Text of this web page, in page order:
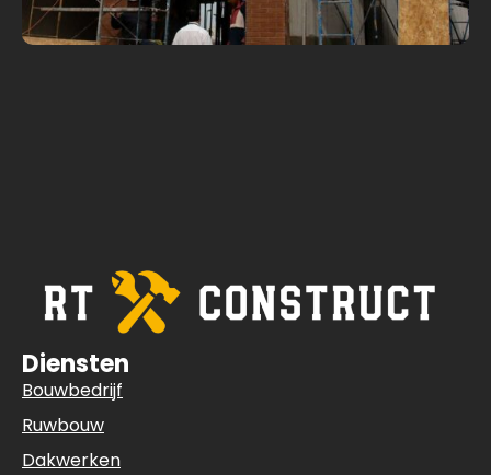
Diensten
Bouwbedrijf
Ruwbouw
Dakwerken